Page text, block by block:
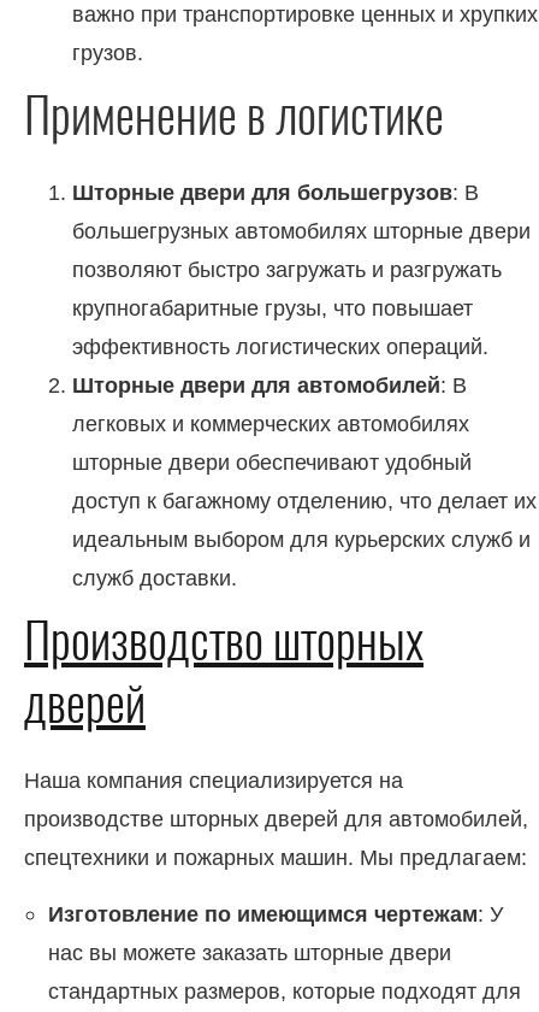
важно при транспортировке ценных и хрупких
грузов.
Применение в логистике
Шторные двери для большегрузов: В
большегрузных автомобилях шторные двери
позволяют быстро загружать и разгружать
крупногабаритные грузы, что повышает
эффективность логистических операций.
Шторные двери для автомобилей: В
легковых и коммерческих автомобилях
шторные двери обеспечивают удобный
доступ к багажному отделению, что делает их
идеальным выбором для курьерских служб и
служб доставки.
Производство шторных
дверей
Наша компания специализируется на
производстве шторных дверей для автомобилей,
спецтехники и пожарных машин. Мы предлагаем:
Изготовление по имеющимся чертежам: У
нас вы можете заказать шторные двери
стандартных размеров, которые подходят для